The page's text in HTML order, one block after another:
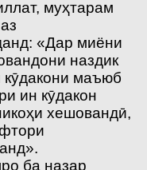
муҳтарам
«Дар миёни
наздик
кӯдакони маъюб
ин кӯдакон
хешовандӣ,
ба назар